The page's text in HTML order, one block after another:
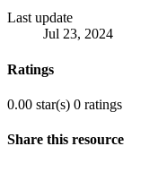
Last update
Jul 23, 2024
Ratings
0.00 star(s) 0 ratings
Share this resource